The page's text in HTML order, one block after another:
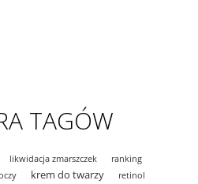
TAGÓW
likwidacja zmarszczek ranking
krem do twarzy retinol